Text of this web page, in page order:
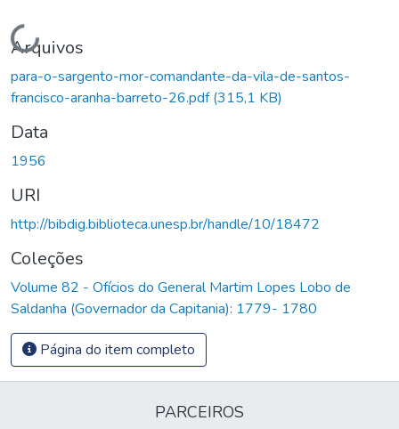
Carregando...
Arquivos
para-o-sargento-mor-comandante-da-vila-de-santos-
francisco-aranha-barreto-26.pdf(315,1 KB)
Data
1956
URI
http://bibdig.biblioteca.unesp.br/handle/10/18472
Coleções
Volume 82 - Ofícios do General Martim Lopes Lobo de
Saldanha (Governador da Capitania): 1779- 1780
Página do item completo
PARCEIROS